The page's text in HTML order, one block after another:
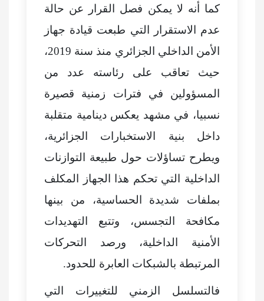
كما أنه لا يمكن فصل القرار عن حالة
عدم الاستقرار التي طبعت قيادة جهاز
الأمن الداخلي الجزائري منذ سنة 2019،
حيث تعاقب على رئاسته عدد من
المسؤولين في فترات زمنية قصيرة
نسبيا، في مشهد يعكس دينامية متقلبة
داخل بنية الاستخبارات الجزائرية،
ويطرح تساؤلات حول طبيعة التوازنات
الداخلية التي تحكم هذا الجهاز المكلف
بملفات شديدة الحساسية، من بينها
مكافحة التجسس، وتتبع التهديدات
الأمنية الداخلية، ورصد التحركات
المرتبطة بالشبكات العابرة للحدود.
فالتسلسل الزمني للتغييرات التي